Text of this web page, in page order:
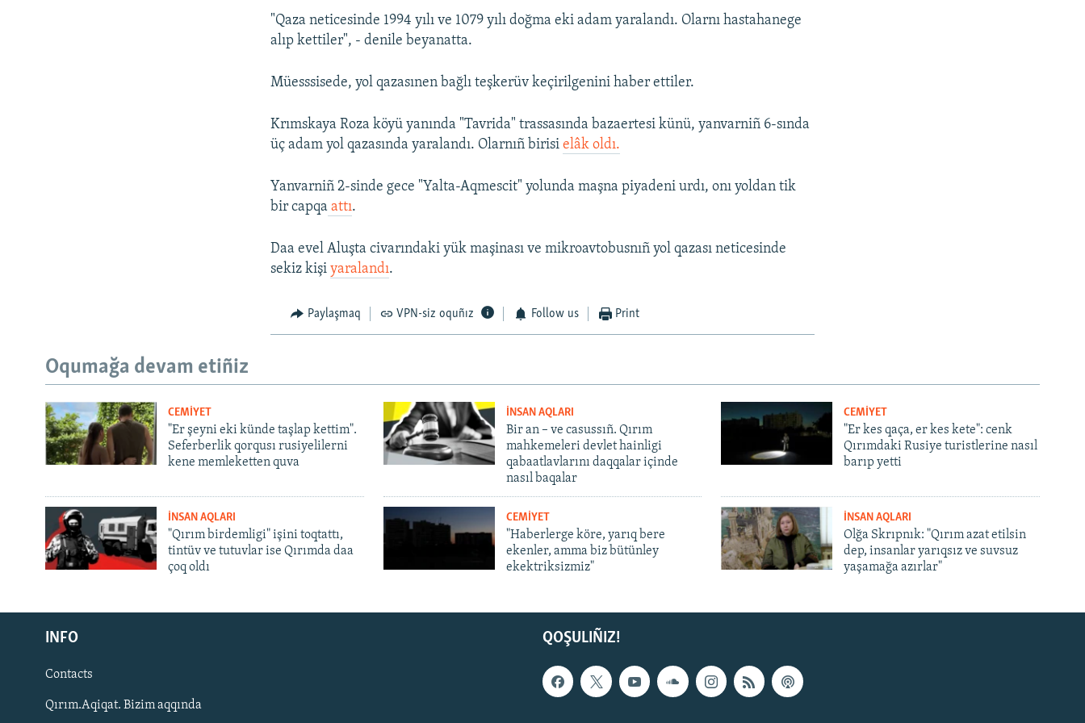
Русский
Українською
QOŞULIÑIZ!
"Qaza neticesinde 1994 yılı ve 1079 yılı doğma eki adam yaralandı. Olarnı hastahanege
alıp kettiler", - denile beyanatta.
Müesssisede, yol qazasınen bağlı teşkerüv keçirilgenini haber ettiler.
Krımskaya Roza köyü yanında "Tavrida" trassasında bazaertesi künü, yanvarniñ 6-sında
üç adam yol qazasında yaralandı. Olarnıñ birisielâk oldı.
Yanvarniñ 2-sinde gece "Yalta-Aqmescit" yolunda maşna piyadeni urdı, onı yoldan tik
bir capqa attı.
Daa evel Aluşta civarındaki yük maşinası ve mikroavtobusnıñ yol qazası neticesinde
sekiz kişiyaralandı.
Paylaşmaq VPN-siz oquñız Follow us Print
Oqumağa devam etiñiz
CEMİYET
"Er şeyni eki künde taşlap kettim".
Seferberlik qorqusı rusiyelilerni
kene memleketten quva
İNSAN AQLARI
Bir an – ve casussıñ. Qırım
mahkemeleri devlet hainligi
qabaatlavlarını daqqalar içinde
nasıl baqalar
CEMİYET
"Er kes qaça, er kes kete": cenk
Qırımdaki Rusiye turistlerine nasıl
barıp yetti
İNSAN AQLARI
"Qırım birdemligi" işini toqtattı,
tintüv ve tutuvlar ise Qırımda daa
çoq oldı
CEMİYET
"Haberlerge köre, yarıq bere
ekenler, amma biz bütünley
ekektriksizmiz"
İNSAN AQLARI
Olğa Skrıpnık: "Qırım azat etilsin
dep, insanlar yarıqsız ve suvsuz
yaşamağa azırlar"
QOŞULIÑIZ!
INFO
Contacts
Qırım.Aqiqat. Bizim aqqında